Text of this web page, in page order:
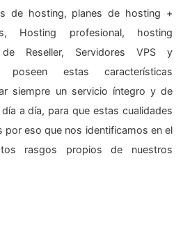
de hosting, planes de hosting +
Hosting profesional, hosting
de Reseller, Servidores VPS y
poseen estas características
siempre un servicio íntegro y de
a día, para que estas cualidades
por eso que nos identificamos en el
rasgos propios de nuestros